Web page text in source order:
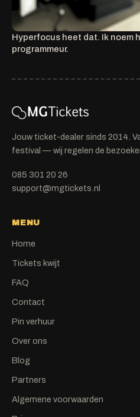
Hyperfocus heet dat. Ik noem
programmeur.
Jouw ticket-dealer sinds 2014.
festival — wij regelen de
085 301 20 26
support@mgtickets.nl
MENU
Home
Tickets kwijt
FAQ
Contact
Pin verhuur
Over ons
Blog
Partners
Algemene voorwaarden